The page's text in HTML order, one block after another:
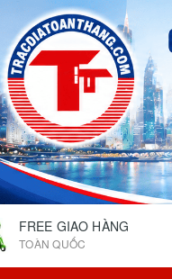
FREE GIAO HÀNG
TOÀN QUỐC